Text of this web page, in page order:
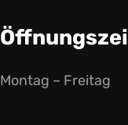
Montag – Freitag